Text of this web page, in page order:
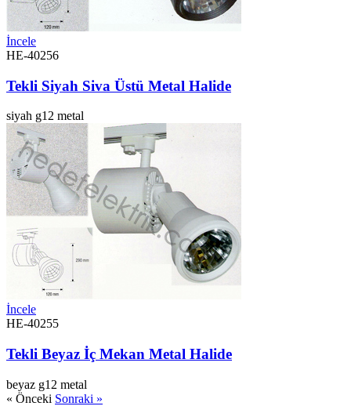
İncele
HE-40256
Tekli Siyah Siva Üstü Metal Halide
siyah g12 metal
İncele
HE-40255
Tekli Beyaz İç Mekan Metal Halide
beyaz g12 metal
« Önceki Sonraki »